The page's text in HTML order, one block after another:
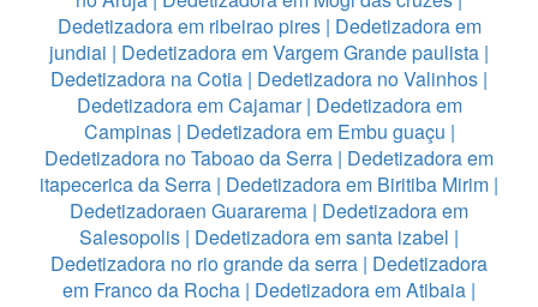
Dedetizadora em ribeirao pires| Dedetizadora em
jundiai | Dedetizadora em Vargem Grande paulista |
Dedetizadora na Cotia | Dedetizadora no Valinhos |
Dedetizadora em Cajamar| Dedetizadora em
Campinas| Dedetizadora em Embu guaçu |
Dedetizadora no Taboao da Serra | Dedetizadora em
itapecerica da Serra | Dedetizadora em Biritiba Mirim |
Dedetizadoraen Guararema | Dedetizadora em
Salesopolis | Dedetizadora em santa izabel |
Dedetizadora no rio grande da serra | Dedetizadora
em Franco da Rocha | Dedetizadora em Atibaia |